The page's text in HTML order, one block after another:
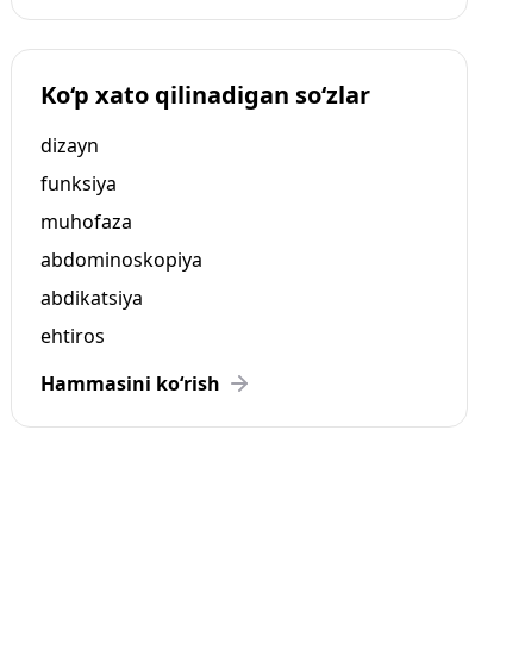
Ko‘p xato qilinadigan so‘zlar
dizayn
funksiya
muhofaza
abdominoskopiya
abdikatsiya
ehtiros
Hammasini ko‘rish